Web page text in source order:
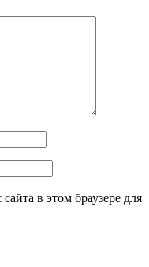
в этом браузере для